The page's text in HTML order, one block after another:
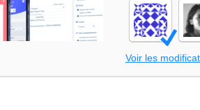
Voir les